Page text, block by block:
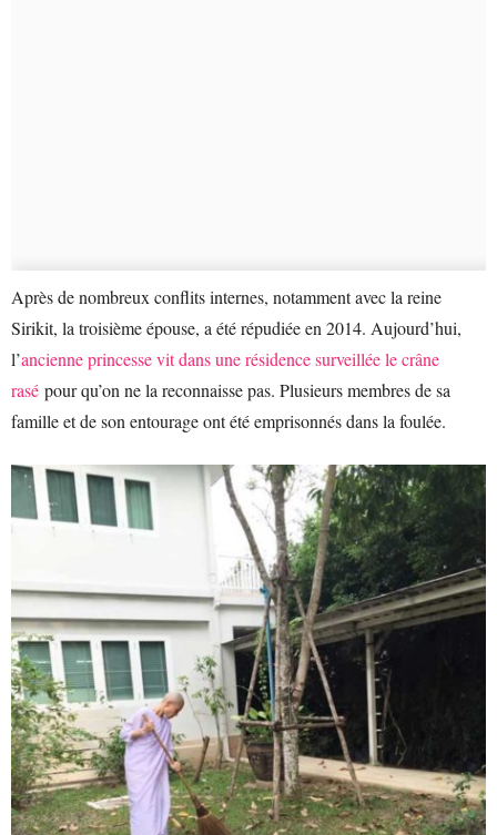
Après de nombreux conflits internes, notamment avec la reine
Sirikit, la troisième épouse, a été répudiée en 2014. Aujourd’hui,
l’ancienne princesse vit dans une résidence surveillée le crâne
rasé pour qu’on ne la reconnaisse pas. Plusieurs membres de sa
famille et de son entourage ont été emprisonnés dans la foulée.